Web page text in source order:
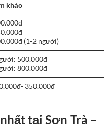
khảo
(1-2 người)
500.000đ
800.000đ
350.000đ
tại Sơn Trà –